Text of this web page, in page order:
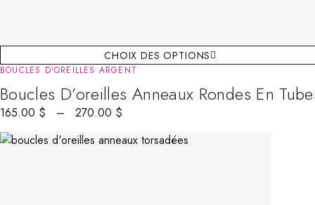
CHOIX DES OPTIONS
BOUCLES D'OREILLES ARGENT
Boucles D’oreilles Anneaux Rondes En
165.00 $ – 270.00 $